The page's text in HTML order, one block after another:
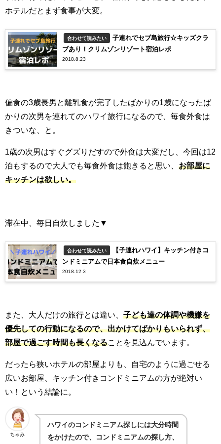
ホテルだとまず食事が大変。
合わせて読みたい
子連れでセブ島旅行☆キッズクラ
ブあり！クリムゾンリゾート宿泊レポ
2018.8.23
偏食の3歳長男と離乳食が完了したばかりの1歳になったば
かりの次男を連れてのハワイ旅行になるので、毎食外食は
きついな、と。
1歳の次男はすぐグズりだすので外食は大変だし、今回は12
泊もするので大人でも毎食外食は飽きると思い、 お部屋に
キッチンは欲しい。
滞在中、毎日自炊しました▼
合わせて読みたい
【子連れハワイ】キッチン付きコ
ンドミニアムで日本食自炊メニュー
2018.12.3
また、大人だけの旅行とは違い、 子ども達の体調や機嫌を
優先しての行動になるので、出かけてばかりもいられず、
部屋で過ごす時間も長くなることを見込んでいます。
だったら狭いホテルの部屋よりも、自宅のように過ごせる
広いお部屋、キッチン付きコンドミニアムの方が絶対い
い！という結論に。
ちゃみ
ハワイのコンドミニアム探しには大分時間
をかけたので、コンドミニアムの探し方、